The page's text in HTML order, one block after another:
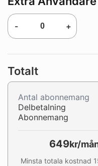
- +
Totalt
Antal abonnemang
Delbetalning
Abonnemang
649kr/
Minsta totala kostnad